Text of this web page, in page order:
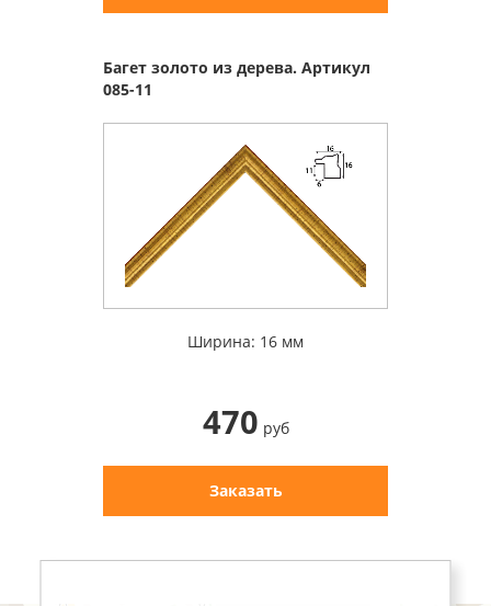
Багет золото из дерева. Артикул
085-11
Ширина: 16 мм
470 руб
Заказать